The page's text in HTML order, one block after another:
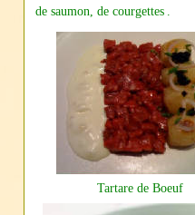
de saumon , de courgettes
Tartare de Boeuf